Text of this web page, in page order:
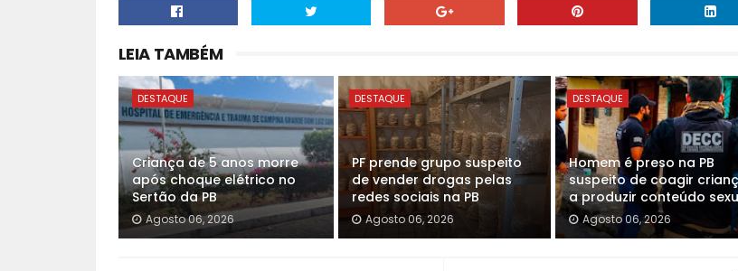
LEIA TAMBÉM
DESTAQUE
Criança de 5 anos morre
após choque elétrico no
Sertão da PB
Agosto 06, 2026
DESTAQUE
PF prende grupo suspeito
de vender drogas pelas
redes sociais na PB
Agosto 06, 2026
DESTAQUE
Homem é preso na PB
suspeito de coagir
a produzir conteúdo
Agosto 06, 2026